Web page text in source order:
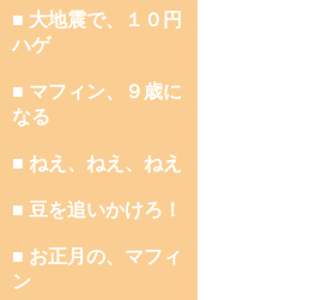
■ 大地震で、１０円
ハゲ
■ マフィン、９歳に
なる
■ ねえ、ねえ、ねえ
■ 豆を追いかけろ！
■ お正月の、マフィ
ン